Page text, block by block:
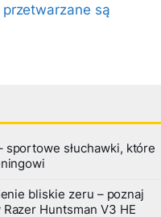
są
sportowe słuchawki, które
bliskie zeru – poznaj
Huntsman V3 HE